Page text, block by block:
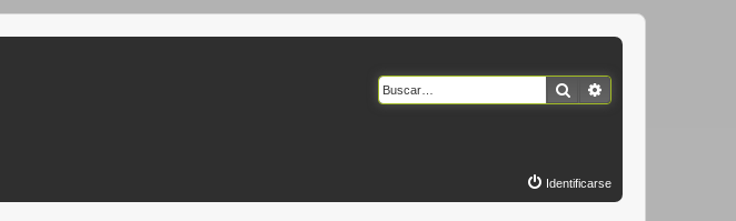
Buscar
Identificarse